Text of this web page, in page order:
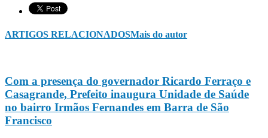
ARTIGOS RELACIONADOSMais do autor
Com a presença do governador Ricardo Ferraço e
Casagrande, Prefeito inaugura Unidade de Saúde
no bairro Irmãos Fernandes em Barra de São
Francisco